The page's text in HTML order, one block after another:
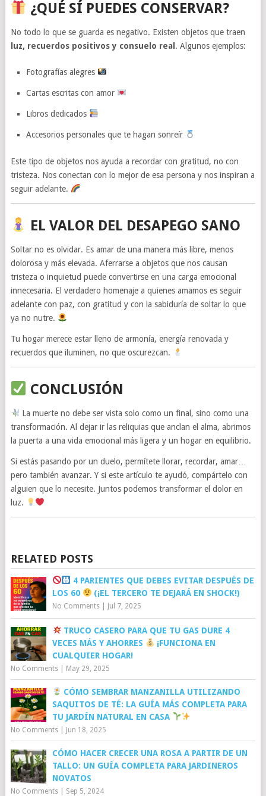
¿QUÉ SÍ PUEDES CONSERVAR?
No todo lo que se guarda es negativo. Existen objetos que traen
luz, recuerdos positivos y consuelo real . Algunos ejemplos:
Fotografías alegres
Cartas escritas con amor
Libros dedicados
Accesorios personales que te hagan sonreír
Este tipo de objetos nos ayuda a recordar con gratitud, no con
tristeza. Nos conectan con lo mejor de esa persona y nos inspiran a
seguir adelante.
EL VALOR DEL DESAPEGO SANO
Soltar no es olvidar. Es amar de una manera más libre, menos
dolorosa y más elevada. Aferrarse a objetos que nos causan
tristeza o inquietud puede convertirse en una carga emocional
innecesaria. El verdadero homenaje a quienes amamos es seguir
adelante con paz, con gratitud y con la sabiduría de soltar lo que
ya no nutre.
Tu hogar merece estar lleno de armonía, energía renovada y
recuerdos que iluminen, no que oscurezcan.
CONCLUSIÓN
La muerte no debe ser vista solo como un final, sino como una
transformación. Al dejar ir las reliquias que anclan el alma, abrimos
la puerta a una vida emocional más ligera y un hogar en equilibrio.
Si estás pasando por un duelo, permítete llorar, recordar, amar…
pero también avanzar. Y si este artículo te ayudó, compártelo con
alguien que lo necesite. Juntos podemos transformar el dolor en
luz.
RELATED POSTS
4 PARIENTES QUE DEBES EVITAR DESPUÉS DE
LOS 60
(¡EL TERCERO TE DEJARÁ EN SHOCK!)
No Comments| Jul 7, 2025
TRUCO CASERO PARA QUE TU GAS DURE 4
VECES MÁS Y AHORRES
¡FUNCIONA EN
CUALQUIER HOGAR!
No Comments| May 29, 2025
CÓMO SEMBRAR MANZANILLA UTILIZANDO
SAQUITOS DE TÉ: LA GUÍA MÁS COMPLETA PARA
TU JARDÍN NATURAL EN CASA
No Comments| Jun 18, 2025
CÓMO HACER CRECER UNA ROSA A PARTIR DE UN
TALLO: UN GUÍA COMPLETA PARA JARDINEROS
NOVATOS
No Comments| Sep 5, 2024